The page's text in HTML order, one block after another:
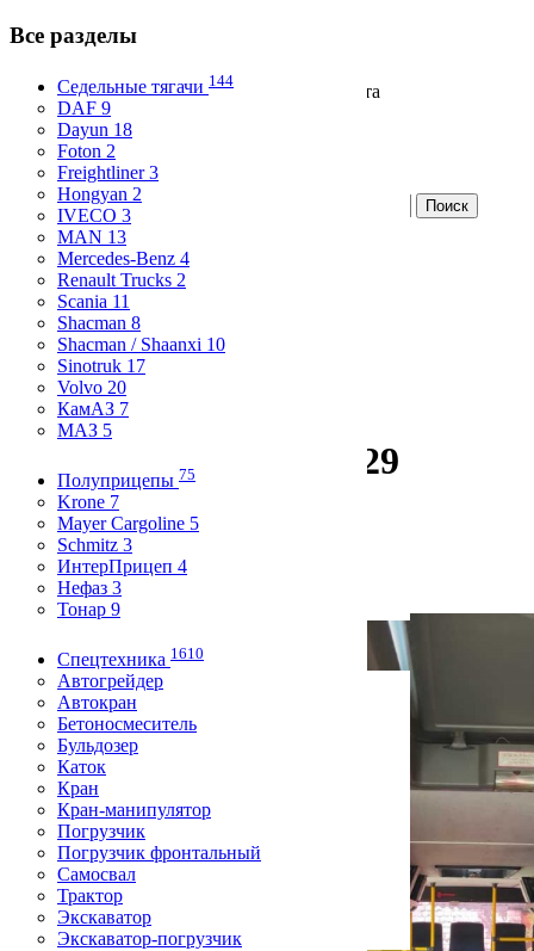
Продажа и аренда коммерческого транспорта
Вход
Избранное
Разместите бесплатно
Все разделы
Skip to content
Главная
Статистика
О компании
Контакты
Все разделы
Седельные тягачи 144
DAF 9
Dayun 18
Foton 2
Freightliner 3
Hongyan 2
IVECO 3
MAN 13
Mercedes-Benz 4
Renault Trucks 2
Scania 11
Shacman 8
Shacman / Shaanxi 10
Sinotruk 17
Volvo 20
КамАЗ 7
МАЗ 5
Полуприцепы 75
Krone 7
Mayer Cargoline 5
Schmitz 3
ИнтерПрицеп 4
Нефаз 3
Тонар 9
Спецтехника 1610
Автогрейдер
Автокран
Бетоносмеситель
Бульдозер
Каток
Кран
Кран-манипулятор
Погрузчик
Погрузчик фронтальный
Самосвал
Трактор
Экскаватор
Экскаватор-погрузчик
2014 года, мест 29
Главная/Автобусы/Тверь
1 700 000
≈ 20 800$, ≈ 18 000